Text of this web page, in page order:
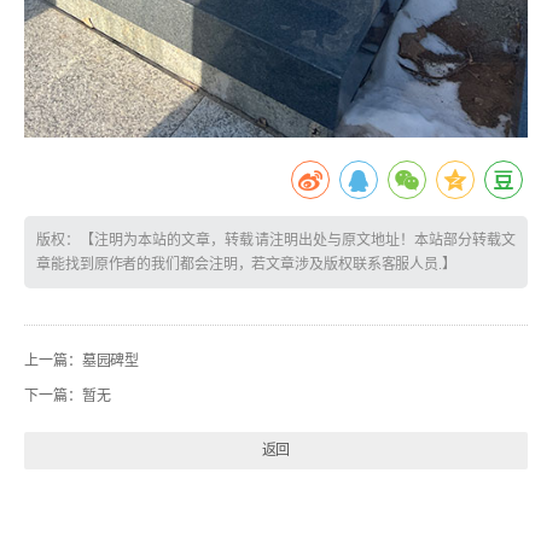
版权：【注明为本站的文章，转载请注明出处与原文地址！本站部分转载文
章能找到原作者的我们都会注明，若文章涉及版权联系客服人员.】
上一篇： 墓园碑型
下一篇： 暂无
返回